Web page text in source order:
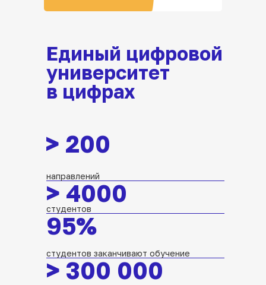
Единый цифровой
университет
в цифрах
> 200
направлений
> 4000
студентов
95%
студентов заканчивают обучение
> 300 000